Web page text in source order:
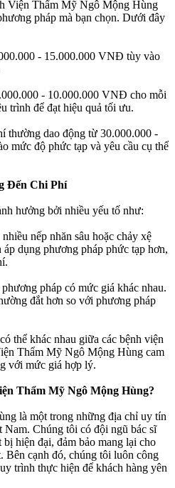
Viện Thẩm Mỹ Ngô Mộng Hùng
pháp mà bạn chọn. Dưới đây
- 15.000.000 VNĐ tùy vào
- 10.000.000 VNĐ cho mỗi
trình để đạt hiệu quả tối ưu.
thường dao động từ 30.000.000 -
mức độ phức tạp và yêu cầu cụ thể
Đến Chi Phí
hưởng bởi nhiều yếu tố như:
nếp nhăn sâu hoặc chảy xệ
dụng phương pháp phức tạp hơn,
pháp có mức giá khác nhau.
đắt hơn so với phương pháp
thể khác nhau giữa các bệnh viện
Thẩm Mỹ Ngô Mộng Hùng cam
với mức giá hợp lý.
Thẩm Mỹ Ngô Mộng Hùng?
là một trong những địa chỉ uy tín
Chúng tôi có đội ngũ bác sĩ
hiện đại, đảm bảo mang lại cho
Bên cạnh đó, chúng tôi luôn công
trình thực hiện để khách hàng yên